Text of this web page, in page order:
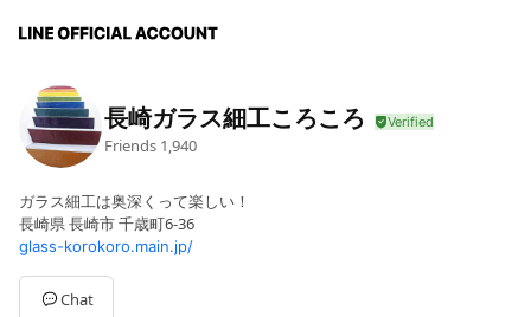
長崎ガラス細工ころころ
Friends 1,940
ガラス細工は奥深くって楽しい！
長崎県 長崎市 千歳町6-36
glass-korokoro.main.jp/
Chat